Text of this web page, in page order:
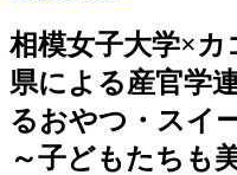
相模女子大学×カ
県による産官学
るおやつ・スイ
～子どもたちも